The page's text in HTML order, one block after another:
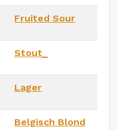
Fruited Sour
Stout_
Lager
Belgisch Blond